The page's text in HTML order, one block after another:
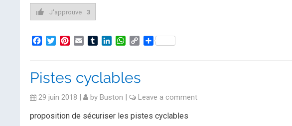
J'approuve 3
Facebook
TwitterPinterest
Email TumblrLinkedInWhatsApp
CopyPartager
Pistes cyclables
29 juin 2018 | by Buston | Leave a comment
proposition de sécuriser les pistes cyclables